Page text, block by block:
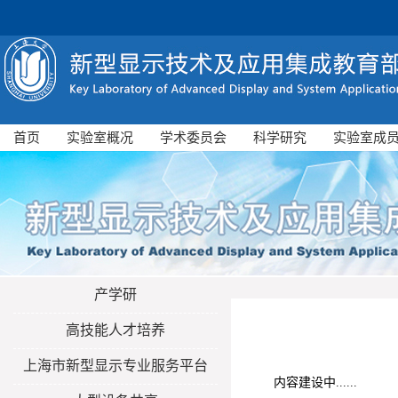
首页 实验室概况 学术委员会 科学研究 实验室成
产学研
高技能人才培养
上海市新型显示专业服务平台
内容建设中......